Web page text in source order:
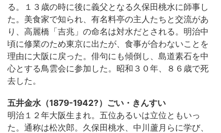
る。１３歳の時に後に義父となる久保田桃水に師事し
た。美食家で知られ、有名料亭の主人たちと交流があ
り、高麗橋「吉兆」の命名は対水だとされる。明治中
頃に修業のため東京に出たが、食事が合わないことを
理由に大阪に戻った。俳句にも傾倒し、島道素石を中
心とする鳥雲会に参加した。昭和３０年、８６歳で死
去した。
五井金水（1879-1942?）ごい・きんすい
明治１２年大阪生まれ。五位あるいは立位ともいっ
た。通称は松次郎。久保田桃水、中川蘆月らに学び、